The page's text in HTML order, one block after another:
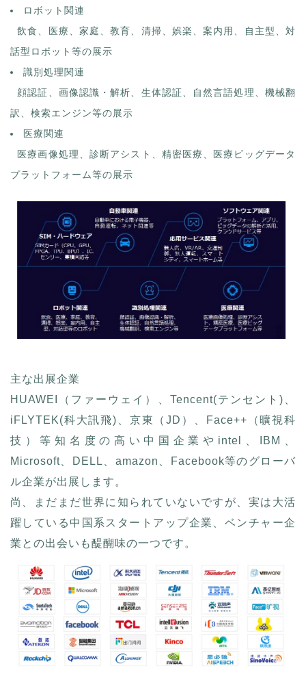
ロボット関連
飲食、医療、家庭、教育、清掃、娯楽、案内用、自主型、対
話型ロボット等の展示
識別処理関連
顔認証、画像認識・解析、生体認証、自然言語処理、機械翻
訳、検索エンジン等の展示
医療関連
医療画像処理、診断アシスト、精密医療、医療ビッグデータ
プラットフォーム等の展示
主な出展企業
HUAWEI（ファーウェイ）、Tencent(テンセント)、
iFLYTEK(科大訊飛)、京東（JD）、Face++（曠視科
技）等知名度の高い中国企業やintel、IBM、
Microsoft、DELL、amazon、Facebook等のグローバ
ル企業が出展します。
尚、まだまだ世界に知られていないですが、実は大活
躍している中国系スタートアップ企業、ベンチャー企
業との出会いも醍醐味の一つです。